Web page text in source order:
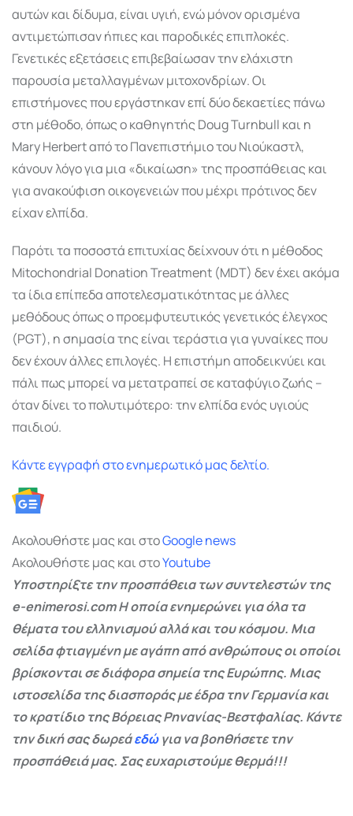
αυτών και δίδυμα, είναι υγιή, ενώ μόνον ορισμένα
αντιμετώπισαν ήπιες και παροδικές επιπλοκές.
Γενετικές εξετάσεις επιβεβαίωσαν την ελάχιστη
παρουσία μεταλλαγμένων μιτοχονδρίων. Οι
επιστήμονες που εργάστηκαν επί δύο δεκαετίες πάνω
στη μέθοδο, όπως ο καθηγητής Doug Turnbull και η
Mary Herbert από το Πανεπιστήμιο του Νιούκαστλ,
κάνουν λόγο για μια «δικαίωση» της προσπάθειας και
για ανακούφιση οικογενειών που μέχρι πρότινος δεν
είχαν ελπίδα.
Παρότι τα ποσοστά επιτυχίας δείχνουν ότι η μέθοδος
Mitochondrial Donation Treatment (MDT) δεν έχει ακόμα
τα ίδια επίπεδα αποτελεσματικότητας με άλλες
μεθόδους όπως ο προεμφυτευτικός γενετικός έλεγχος
(PGT), η σημασία της είναι τεράστια για γυναίκες που
δεν έχουν άλλες επιλογές. Η επιστήμη αποδεικνύει και
πάλι πως μπορεί να μετατραπεί σε καταφύγιο ζωής –
όταν δίνει το πολυτιμότερο: την ελπίδα ενός υγιούς
παιδιού.
Κάντε εγγραφή στο ενημερωτικό μας δελτίο.
Ακολουθήστε μας και στοGooglenews
Ακολουθήστε μας και στοYoutube
Υποστηρίξτε την προσπάθεια των συντελεστών της
e-enimerosi.com Η οποία ενημερώνει για όλα τα
θέματα του ελληνισμού αλλά και του κόσμου. Μια
σελίδα φτιαγμένη με αγάπη από ανθρώπους οι οποίοι
βρίσκονται σε διάφορα σημεία της Ευρώπης. Μιας
ιστοσελίδα της διασποράς με έδρα την Γερμανία και
το κρατίδιο της Βόρειας Ρηνανίας-Βεστφαλίας. Κάντε
την δική σας δωρεάεδώγια να βοηθήσετε την
προσπάθειά μας. Σας ευχαριστούμε θερμά!!!